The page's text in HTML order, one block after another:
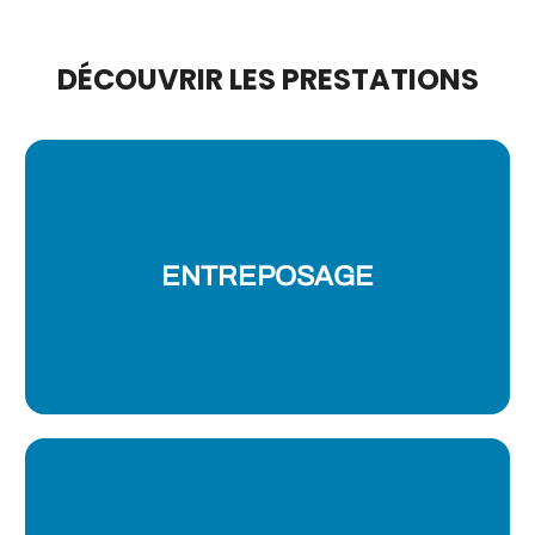
DÉCOUVRIR LES PRESTATIONS
ENTREPOSAGE